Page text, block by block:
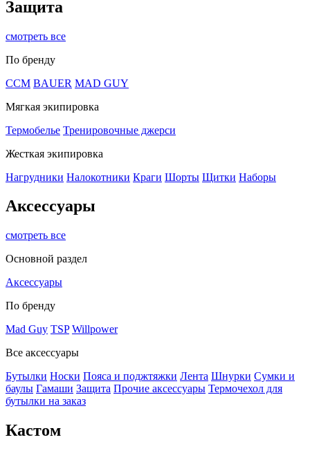
Защита
смотреть все
По бренду
CCM BAUER MAD GUY
Мягкая экипировка
Термобелье Тренировочные джерси
Жесткая экипировка
Нагрудники Налокотники Краги Шорты Щитки Наборы
Аксессуары
смотреть все
Основной раздел
Аксессуары
По бренду
Mad Guy TSP Willpower
Все аксессуары
Бутылки Носки Пояса и поджтяжки Лента Шнурки Сумки и
баулы Гамаши Защита Прочие аксессуары Термочехол для
бутылки на заказ
Кастом